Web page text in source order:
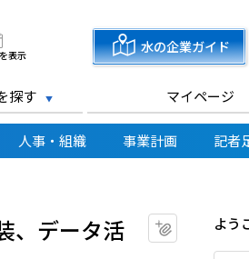
表示 水の企業ガイド
探す マイページ
人事・組織 事業計画 記者
、データ活
マイクリップ
よう